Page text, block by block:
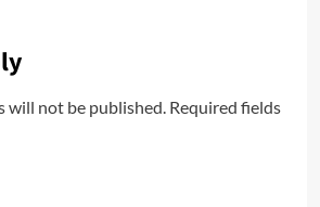
will not be published. Required fields